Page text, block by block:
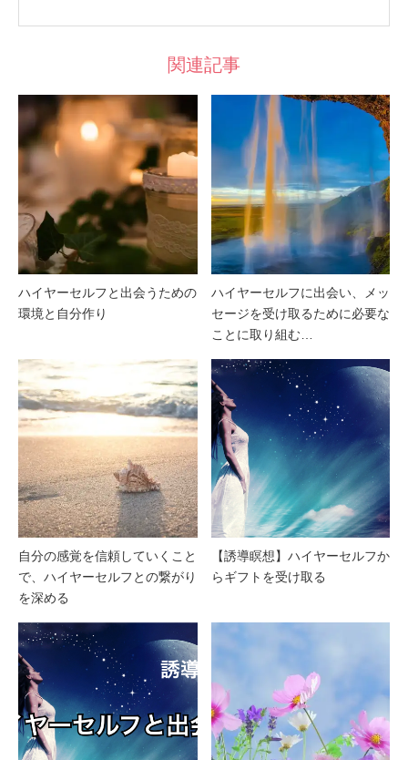
関連記事
ハイヤーセルフと出会うための
環境と自分作り
ハイヤーセルフに出会い、メッ
セージを受け取るために必要な
ことに取り組む…
自分の感覚を信頼していくこと
で、ハイヤーセルフとの繋がり
を深める
【誘導瞑想】ハイヤーセルフか
らギフトを受け取る